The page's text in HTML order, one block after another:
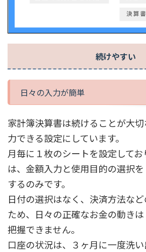
続けやすい
日々の入力が簡単
家計簿決算書は続けることが大
力できる設定にしています。
月毎に１枚のシートを設定して
は、金額入力と使用目的の選択を
するのみです。
日付の選択はなく、決済方法な
ため、日々の正確なお金の動きは
把握できません。
口座の状況は、３ヶ月に一度洗